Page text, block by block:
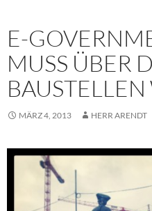
E-
MUSS ÜBER
MÄRZ 4, 2013 HERR ARENDT